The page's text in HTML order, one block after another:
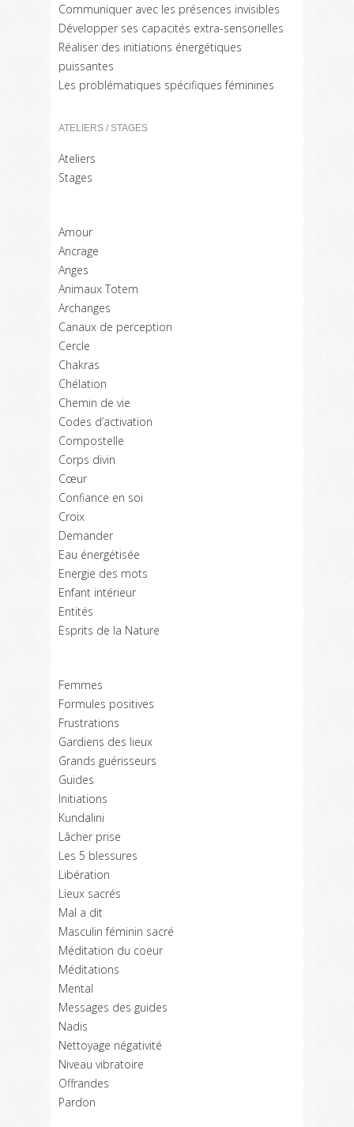
Communiquer avec les présences invisibles
Développer ses capacités extra-sensorielles
Réaliser des initiations énergétiques
puissantes
Les problématiques spécifiques féminines
ATELIERS / STAGES
Ateliers
Stages
Amour
Ancrage
Anges
Animaux Totem
Archanges
Canaux de perception
Cercle
Chakras
Chélation
Chemin de vie
Codes d’activation
Compostelle
Corps divin
Cœur
Confiance en soi
Croix
Demander
Eau énergétisée
Energie des mots
Enfant intérieur
Entités
Esprits de la Nature
Femmes
Formules positives
Frustrations
Gardiens des lieux
Grands guérisseurs
Guides
Initiations
Kundalini
Lâcher prise
Les 5 blessures
Libération
Lieux sacrés
Mal a dit
Masculin féminin sacré
Méditation du coeur
Méditations
Mental
Messages des guides
Nadis
Nettoyage négativité
Niveau vibratoire
Offrandes
Pardon